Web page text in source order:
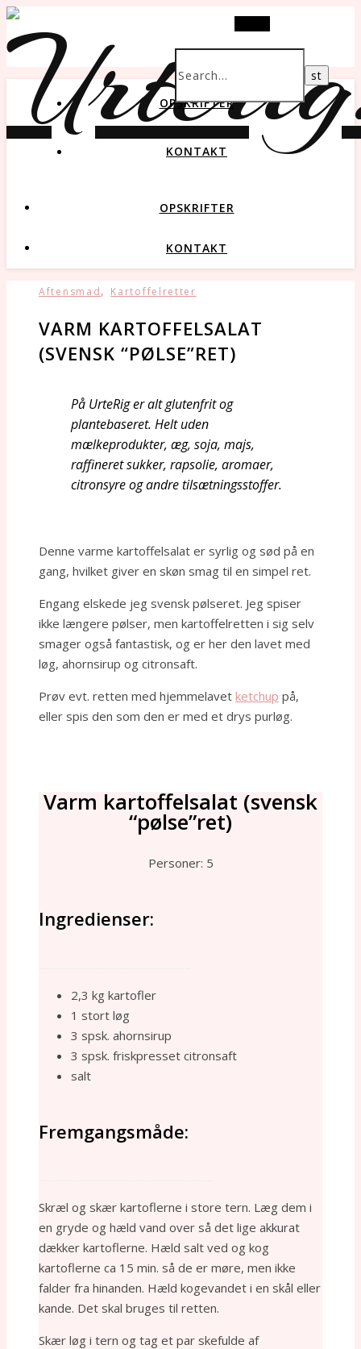
OPSKRIFTER
KONTAKT
OPSKRIFTER
KONTAKT
Aftensmad, Kartoffelretter
VARM KARTOFFELSALAT
(SVENSK “PØLSE”RET)
På UrteRig er alt glutenfrit og
plantebaseret. Helt uden
mælkeprodukter, æg, soja, majs,
raffineret sukker, rapsolie, aromaer,
citronsyre og andre tilsætningsstoffer.
Denne varme kartoffelsalat er syrlig og sød på en
gang, hvilket giver en skøn smag til en simpel ret.
Engang elskede jeg svensk pølseret. Jeg spiser
ikke længere pølser, men kartoffelretten i sig selv
smager også fantastisk, og er her den lavet med
løg, ahornsirup og citronsaft.
Prøv evt. retten med hjemmelavet ketchup på,
eller spis den som den er med et drys purløg.
Varm kartoffelsalat (svensk
“pølse”ret)
Personer: 5
Ingredienser:
2,3 kg kartofler
1 stort løg
3 spsk. ahornsirup
3 spsk. friskpresset citronsaft
salt
Fremgangsmåde:
Skræl og skær kartoflerne i store tern. Læg dem i
en gryde og hæld vand over så det lige akkurat
dækker kartoflerne. Hæld salt ved og kog
kartoflerne ca 15 min. så de er møre, men ikke
falder fra hinanden. Hæld kogevandet i en skål eller
kande. Det skal bruges til retten.
Skær løg i tern og tag et par skefulde af